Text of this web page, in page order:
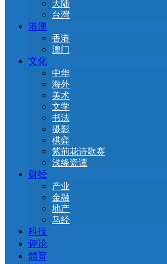
大陆
台灣
港澳
香港
澳门
文化
中华
海外
美术
文学
书法
摄影
棋弈
紫荊花诗歌赛
浅绛瓷谭
财经
产业
金融
地产
马经
科技
评论
體育